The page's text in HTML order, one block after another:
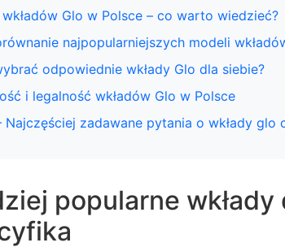
wkładów Glo w Polsce – co warto wiedzieć?
najpopularniejszych modeli
odpowiednie wkłady Glo dla siebie?
i legalność wkładów Glo w Polsce
Najczęściej zadawane pytania o wkłady glo
popularne wkłady